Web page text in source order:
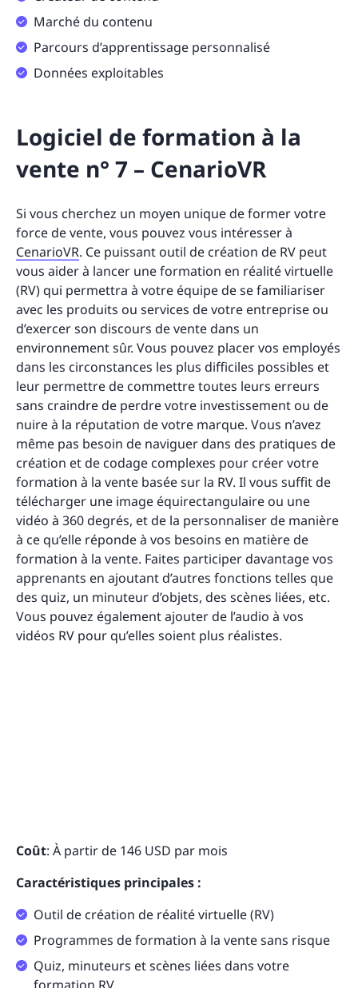
Marché du contenu
Parcours d’apprentissage personnalisé
Données exploitables
Logiciel de formation à la
vente n° 7 – CenarioVR
Si vous cherchez un moyen unique de former votre
force de vente, vous pouvez vous intéresser à
CenarioVR. Ce puissant outil de création de RV peut
vous aider à lancer une formation en réalité virtuelle
(RV) qui permettra à votre équipe de se familiariser
avec les produits ou services de votre entreprise ou
d’exercer son discours de vente dans un
environnement sûr. Vous pouvez placer vos employés
dans les circonstances les plus difficiles possibles et
leur permettre de commettre toutes leurs erreurs
sans craindre de perdre votre investissement ou de
nuire à la réputation de votre marque. Vous n’avez
même pas besoin de naviguer dans des pratiques de
création et de codage complexes pour créer votre
formation à la vente basée sur la RV. Il vous suffit de
télécharger une image équirectangulaire ou une
vidéo à 360 degrés, et de la personnaliser de manière
à ce qu’elle réponde à vos besoins en matière de
formation à la vente. Faites participer davantage vos
apprenants en ajoutant d’autres fonctions telles que
des quiz, un minuteur d’objets, des scènes liées, etc.
Vous pouvez également ajouter de l’audio à vos
vidéos RV pour qu’elles soient plus réalistes.
Coût: À partir de 146 USD par mois
Caractéristiques principales :
Outil de création de réalité virtuelle (RV)
Programmes de formation à la vente sans risque
Quiz, minuteurs et scènes liées dans votre
formation RV